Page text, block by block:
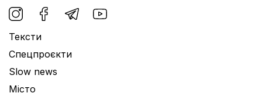
Тексти
Спецпроєкти
Slow news
Місто